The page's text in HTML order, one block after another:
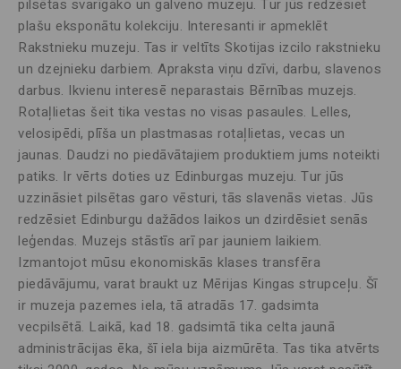
pilsētas svarīgāko un galveno muzeju. Tur jūs redzēsiet
plašu eksponātu kolekciju. Interesanti ir apmeklēt
Rakstnieku muzeju. Tas ir veltīts Skotijas izcilo rakstnieku
un dzejnieku darbiem. Apraksta viņu dzīvi, darbu, slavenos
darbus. Ikvienu interesē neparastais Bērnības muzejs.
Rotaļlietas šeit tika vestas no visas pasaules. Lelles,
velosipēdi, plīša un plastmasas rotaļlietas, vecas un
jaunas. Daudzi no piedāvātajiem produktiem jums noteikti
patiks. Ir vērts doties uz Edinburgas muzeju. Tur jūs
uzzināsiet pilsētas garo vēsturi, tās slavenās vietas. Jūs
redzēsiet Edinburgu dažādos laikos un dzirdēsiet senās
leģendas. Muzejs stāstīs arī par jauniem laikiem.
Izmantojot mūsu ekonomiskās klases transfēra
piedāvājumu, varat braukt uz Mērijas Kingas strupceļu. Šī
ir muzeja pazemes iela, tā atradās 17. gadsimta
vecpilsētā. Laikā, kad 18. gadsimtā tika celta jaunā
administrācijas ēka, šī iela bija aizmūrēta. Tas tika atvērts